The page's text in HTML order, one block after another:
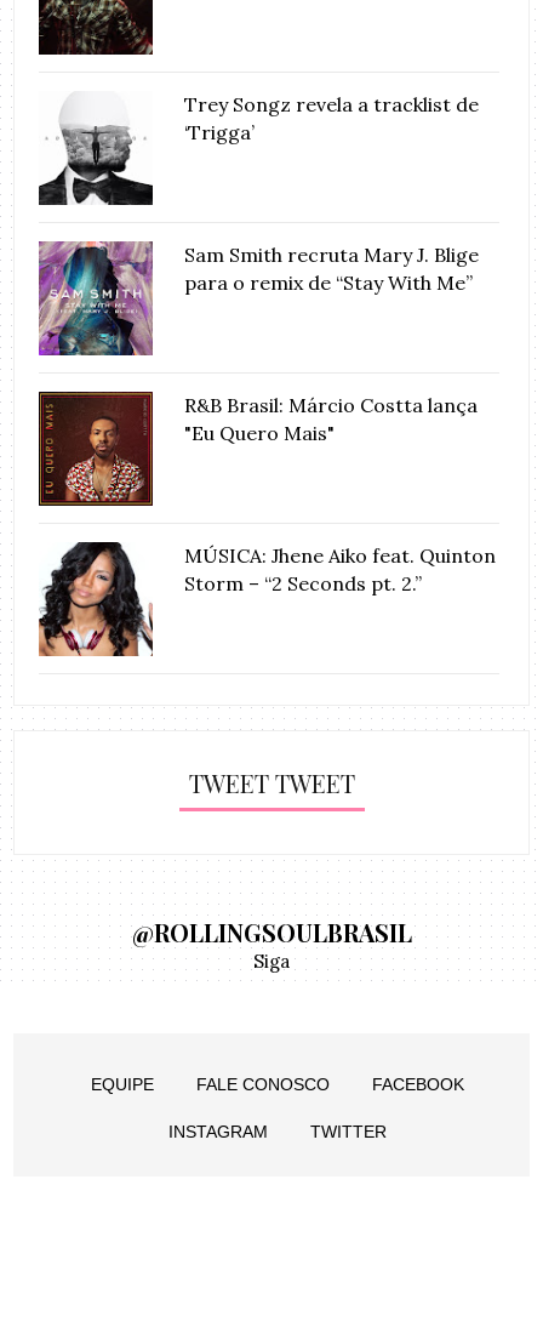
Trey Songz revela a tracklist de
‘Trigga’
Sam Smith recruta Mary J. Blige
para o remix de “Stay With Me”
R&B Brasil: Márcio Costta lança
"Eu Quero Mais"
MÚSICA: Jhene Aiko feat. Quinton
Storm – “2 Seconds pt. 2.”
TWEET TWEET
@ROLLINGSOULBRASIL
Siga
EQUIPE FALE CONOSCO FACEBOOK
INSTAGRAM TWITTER